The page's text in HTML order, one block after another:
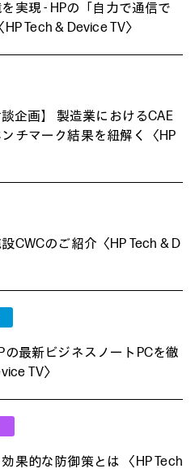
実現 - HPの「自力で通信で
Tech & Device TV〉
企画】 製造業におけるCAE
チマーク結果を紐解く〈HP
CWCのご紹介〈HP Tech & D
最新ビジネスノートPCを徹
TV〉
果的な防御策とは 〈HP Tech